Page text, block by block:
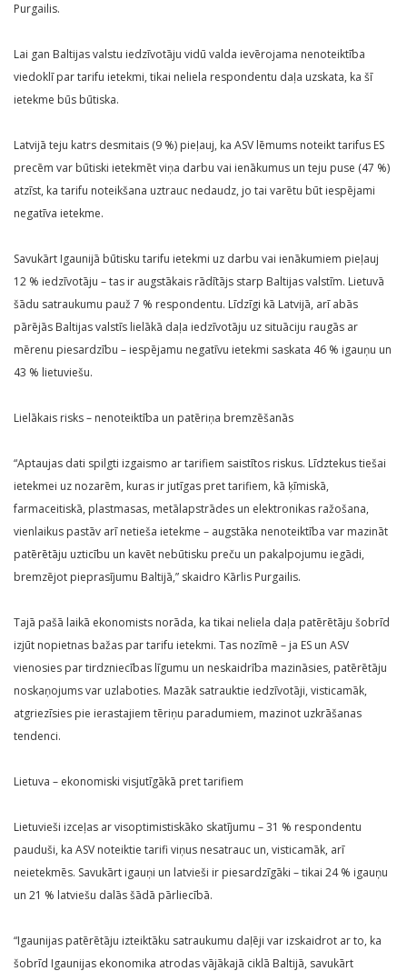
Purgailis.
Lai gan Baltijas valstu iedzīvotāju vidū valda ievērojama nenoteiktība
viedoklī par tarifu ietekmi, tikai neliela respondentu daļa uzskata, ka šī
ietekme būs būtiska.
Latvijā teju katrs desmitais (9 %) pieļauj, ka ASV lēmums noteikt tarifus ES
precēm var būtiski ietekmēt viņa darbu vai ienākumus un teju puse (47 %)
atzīst, ka tarifu noteikšana uztrauc nedaudz, jo tai varētu būt iespējami
negatīva ietekme.
Savukārt Igaunijā būtisku tarifu ietekmi uz darbu vai ienākumiem pieļauj
12 % iedzīvotāju – tas ir augstākais rādītājs starp Baltijas valstīm. Lietuvā
šādu satraukumu pauž 7 % respondentu. Līdzīgi kā Latvijā, arī abās
pārējās Baltijas valstīs lielākā daļa iedzīvotāju uz situāciju raugās ar
mērenu piesardzību – iespējamu negatīvu ietekmi saskata 46 % igauņu un
43 % lietuviešu.
Lielākais risks – nenoteiktība un patēriņa bremzēšanās
“Aptaujas dati spilgti izgaismo ar tarifiem saistītos riskus. Līdztekus tiešai
ietekmei uz nozarēm, kuras ir jutīgas pret tarifiem, kā ķīmiskā,
farmaceitiskā, plastmasas, metālapstrādes un elektronikas ražošana,
vienlaikus pastāv arī netieša ietekme – augstāka nenoteiktība var mazināt
patērētāju uzticību un kavēt nebūtisku preču un pakalpojumu iegādi,
bremzējot pieprasījumu Baltijā,” skaidro Kārlis Purgailis.
Tajā pašā laikā ekonomists norāda, ka tikai neliela daļa patērētāju šobrīd
izjūt nopietnas bažas par tarifu ietekmi. Tas nozīmē – ja ES un ASV
vienosies par tirdzniecības līgumu un neskaidrība mazināsies, patērētāju
noskaņojums var uzlaboties. Mazāk satrauktie iedzīvotāji, visticamāk,
atgriezīsies pie ierastajiem tēriņu paradumiem, mazinot uzkrāšanas
tendenci.
Lietuva – ekonomiski visjutīgākā pret tarifiem
Lietuvieši izceļas ar visoptimistiskāko skatījumu – 31 % respondentu
pauduši, ka ASV noteiktie tarifi viņus nesatrauc un, visticamāk, arī
neietekmēs. Savukārt igauņi un latvieši ir piesardzīgāki – tikai 24 % igauņu
un 21 % latviešu dalās šādā pārliecībā.
“Igaunijas patērētāju izteiktāku satraukumu daļēji var izskaidrot ar to, ka
šobrīd Igaunijas ekonomika atrodas vājākajā ciklā Baltijā, savukārt